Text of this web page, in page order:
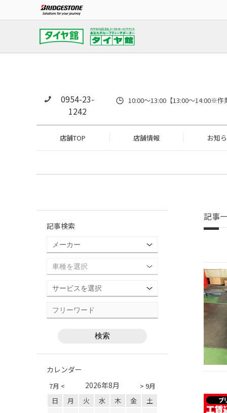
0954-23-
1242
10:00～13:00【13:00～14:00※
店舗TOP 店舗情報 お知
記事
記事検索
カレンダー
7月 < > 9月
2026年8月
日 月 火 水 木 金
土